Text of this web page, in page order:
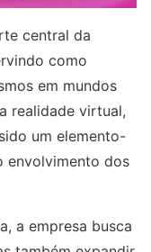
central da
como
em mundos
realidade virtual,
um elemento-
envolvimento dos
a empresa busca